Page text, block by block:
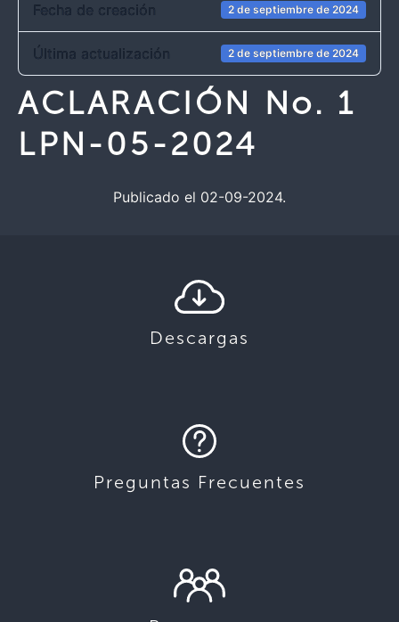
Fecha de creación 2 de septiembre de 2024
Última actualización 2 de septiembre de 2024
ACLARACIÓN No. 1
LPN-05-2024
Publicado el 02-09-2024.
Descargas
Preguntas Frecuentes